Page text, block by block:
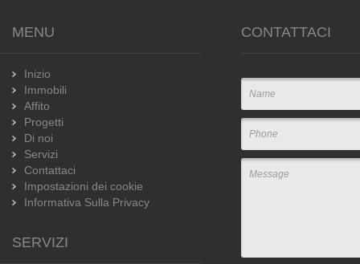
MENU
Inizio
Immobili
Affito
Progetti
Di noi
Servizi
Contattaci
Impostazioni dei cookie
Informativa Sulla Privacy
SERVIZI
CONTATTACI